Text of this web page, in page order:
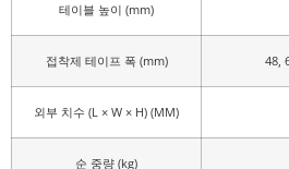
테이블 높이 (mm)
접착제 테이프 폭 (mm) 48,
외부 치수 (L × W × H) (MM)
순 중량 (kg)